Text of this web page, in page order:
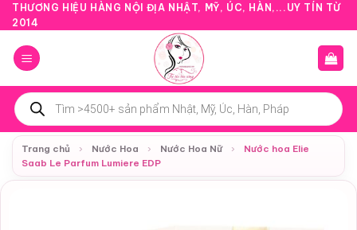
Bỏ
qua
nội
dung
THƯƠNG HIỆU HÀNG NỘI ĐỊA NHẬT, MỸ, ÚC, HÀN,...UY TÍN TỪ
2014
Tìm
kiếm
sản
phẩm
Trang chủ
› Nước Hoa › Nước Hoa Nữ ›
Nước hoa Elie
Saab Le Parfum Lumiere EDP